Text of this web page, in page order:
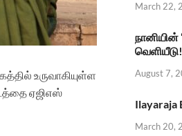
உருவாகியுள்ள
ஏஜிஎஸ்
March 22,
நானியின்
வெளியீடு!
August 7,
Ilayaraja
March 20,